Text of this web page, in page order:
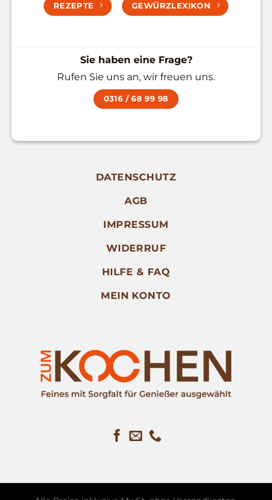
REZEPTE GEWÜRZLEXIKON
Sie haben eine Frage?
Rufen Sie uns an, wir freuen uns.
0316 / 68 99 98
DATENSCHUTZ
AGB
IMPRESSUM
WIDERRUF
HILFE & FAQ
MEIN KONTO